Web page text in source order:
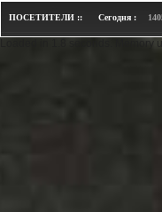
ПОСЕТИТЕЛИ :: Сегодня :
Loaded in 1.8 seconds. Memory